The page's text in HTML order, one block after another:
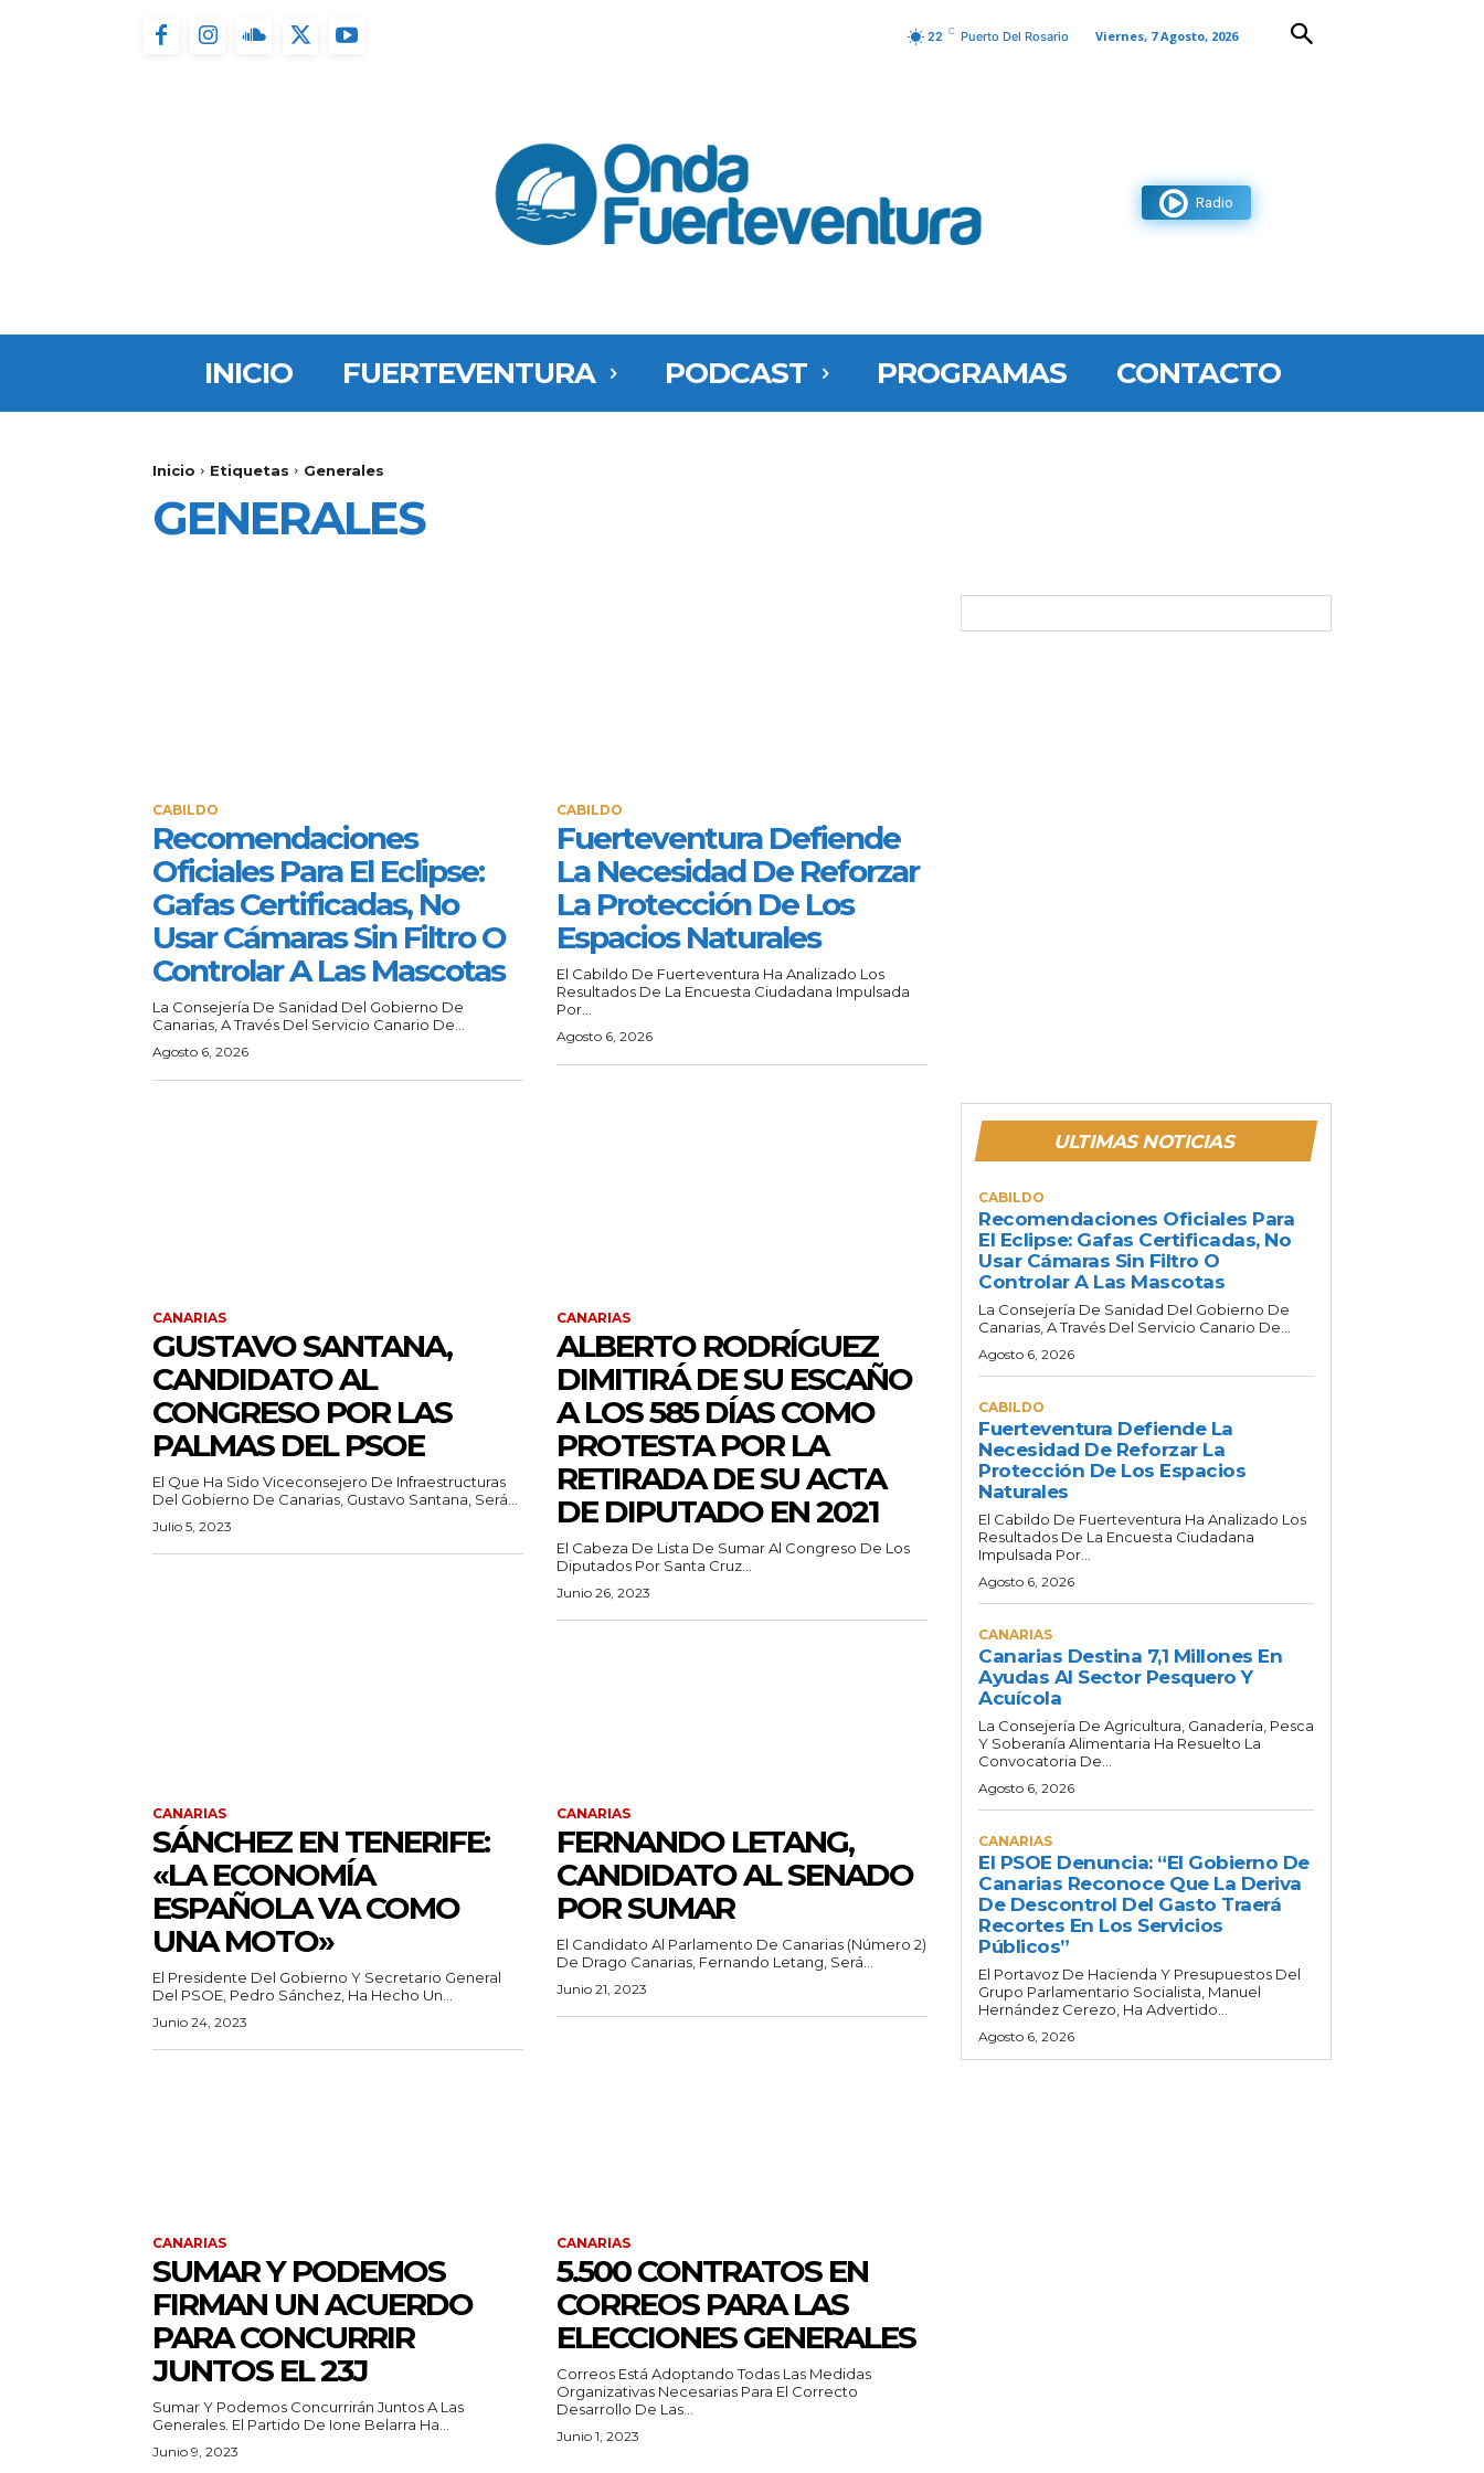
22 C Puerto Del Rosario Viernes, 7 Agosto, 2026
Radio
INICIO FUERTEVENTURA PODCAST PROGRAMAS CONTACTO
Inicio Etiquetas Generales
GENERALES
CABILDO
Recomendaciones
Oficiales Para El Eclipse:
Gafas Certificadas, No
Usar Cámaras Sin Filtro O
Controlar A Las Mascotas
La Consejería De Sanidad Del Gobierno De
Canarias, A Través Del Servicio Canario De...
Agosto 6, 2026
CABILDO
Fuerteventura Defiende
La Necesidad De Reforzar
La Protección De Los
Espacios Naturales
El Cabildo De Fuerteventura Ha Analizado Los
Resultados De La Encuesta Ciudadana Impulsada
Por...
Agosto 6, 2026
CANARIAS
GUSTAVO SANTANA,
CANDIDATO AL
CONGRESO POR LAS
PALMAS DEL PSOE
El Que Ha Sido Viceconsejero De Infraestructuras
Del Gobierno De Canarias, Gustavo Santana, Será...
Julio 5, 2023
CANARIAS
ALBERTO RODRÍGUEZ
DIMITIRÁ DE SU ESCAÑO
A LOS 585 DÍAS COMO
PROTESTA POR LA
RETIRADA DE SU ACTA
DE DIPUTADO EN 2021
El Cabeza De Lista De Sumar Al Congreso De Los
Diputados Por Santa Cruz...
Junio 26, 2023
CANARIAS
SÁNCHEZ EN TENERIFE:
«LA ECONOMÍA
ESPAÑOLA VA COMO
UNA MOTO»
El Presidente Del Gobierno Y Secretario General
Del PSOE, Pedro Sánchez, Ha Hecho Un...
Junio 24, 2023
CANARIAS
FERNANDO LETANG,
CANDIDATO AL SENADO
POR SUMAR
El Candidato Al Parlamento De Canarias (número 2)
De Drago Canarias, Fernando Letang, Será...
Junio 21, 2023
CANARIAS
SUMAR Y PODEMOS
FIRMAN UN ACUERDO
PARA CONCURRIR
JUNTOS EL 23J
Sumar Y Podemos Concurrirán Juntos A Las
Generales. El Partido De Ione Belarra Ha...
Junio 9, 2023
CANARIAS
5.500 CONTRATOS EN
CORREOS PARA LAS
ELECCIONES GENERALES
Correos Está Adoptando Todas Las Medidas
Organizativas Necesarias Para El Correcto
Desarrollo De Las...
Junio 1, 2023
ULTIMAS NOTICIAS
CABILDO
Recomendaciones Oficiales Para
El Eclipse: Gafas Certificadas, No
Usar Cámaras Sin Filtro O
Controlar A Las Mascotas
La Consejería De Sanidad Del Gobierno De
Canarias, A Través Del Servicio Canario De...
Agosto 6, 2026
CABILDO
Fuerteventura Defiende La
Necesidad De Reforzar La
Protección De Los Espacios
Naturales
El Cabildo De Fuerteventura Ha Analizado Los
Resultados De La Encuesta Ciudadana
Impulsada Por...
Agosto 6, 2026
CANARIAS
Canarias Destina 7,1 Millones En
Ayudas Al Sector Pesquero Y
Acuícola
La Consejería De Agricultura, Ganadería, Pesca
Y Soberanía Alimentaria Ha Resuelto La
Convocatoria De...
Agosto 6, 2026
CANARIAS
El PSOE Denuncia: “El Gobierno De
Canarias Reconoce Que La Deriva
De Descontrol Del Gasto Traerá
Recortes En Los Servicios
Públicos”
El Portavoz De Hacienda Y Presupuestos Del
Grupo Parlamentario Socialista, Manuel
Hernández Cerezo, Ha Advertido...
Agosto 6, 2026